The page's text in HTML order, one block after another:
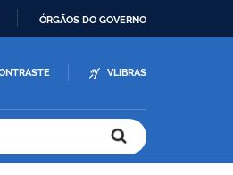
ÓRGÃOS DO GOVERNO
VLIBRAS